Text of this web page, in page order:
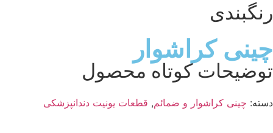
رنگبندی
چینی کراشوار
توضیحات کوتاه محصول
دسته: چینی کراشوار و ضمائم, قطعات یونیت دندانپزشکی